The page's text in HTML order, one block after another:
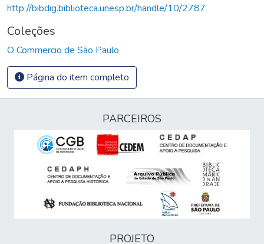
http://bibdig.biblioteca.unesp.br/handle/10/2787
Coleções
O Commercio de São Paulo
Página do item completo
PARCEIROS
PROJETO